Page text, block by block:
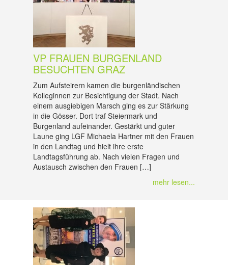
VP FRAUEN BURGENLAND
BESUCHTEN GRAZ
Zum Aufsteirern kamen die burgenländischen
Kolleginnen zur Besichtigung der Stadt. Nach
einem ausgiebigen Marsch ging es zur Stärkung
in die Gösser. Dort traf Steiermark und
Burgenland aufeinander. Gestärkt und guter
Laune ging LGF Michaela Hartner mit den Frauen
in den Landtag und hielt ihre erste
Landtagsführung ab. Nach vielen Fragen und
Austausch zwischen den Frauen […]
mehr lesen...